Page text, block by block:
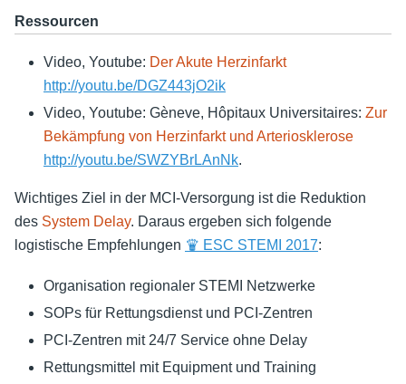
Ressourcen
Video, Youtube: Der Akute Herzinfarkt
http://youtu.be/DGZ443jO2ik
Video, Youtube: Gèneve, Hôpitaux Universitaires: Zur
Bekämpfung von Herzinfarkt und Arteriosklerose
http://youtu.be/SWZYBrLAnNk.
Wichtiges Ziel in der MCI-Versorgung ist die Reduktion
des System Delay. Daraus ergeben sich folgende
logistische Empfehlungen ♛ ESC STEMI 2017:
Organisation regionaler STEMI Netzwerke
SOPs für Rettungsdienst und PCI-Zentren
PCI-Zentren mit 24/7 Service ohne Delay
Rettungsmittel mit Equipment und Training